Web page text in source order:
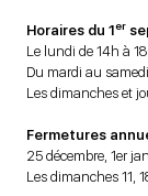
Horaires du 1er
Le lundi de 14h à
Du mardi au
Les dimanches et
Fermetures
25 décembre, 1er
Les dimanches 11,